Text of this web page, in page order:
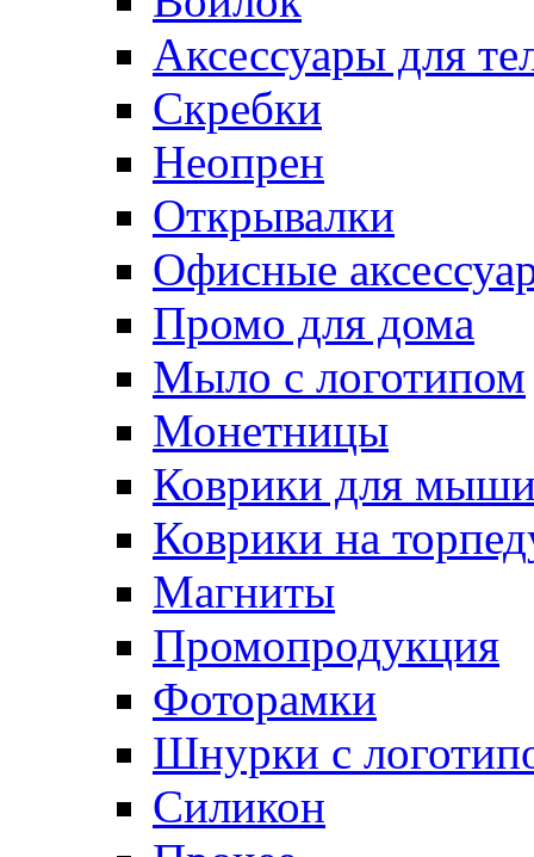
Аксессуары для
Cкребки
Неопрен
Открывалки
Офисные
Промо для дома
Мыло с логотипом
Монетницы
Коврики для
Коврики на
Магниты
Промопродукция
Фоторамки
Шнурки с
Силикон